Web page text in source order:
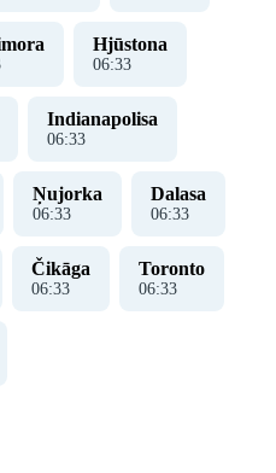
Hjūstona
06:33
Indianapolisa
06:33
Ņujorka
06:33
Dalasa
06:33
Čikāga
06:33
Toronto
06:33